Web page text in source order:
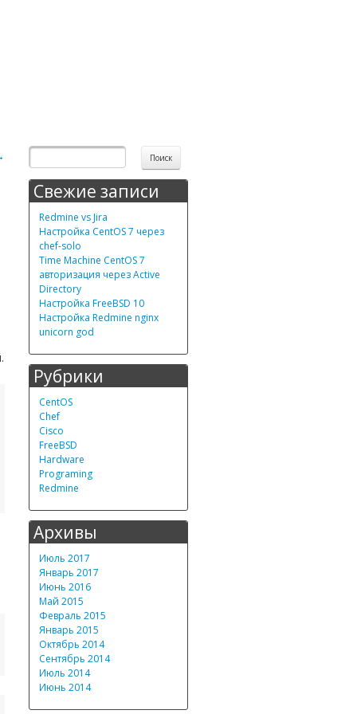
Свежие записи
Redmine vs Jira
Настройка CentOS 7 через
chef-solo
Time Machine CentOS 7
авторизация через Active
Directory
Настройка FreeBSD 10
Настройка Redmine nginx
unicorn god
Рубрики
CentOS
Chef
Cisco
FreeBSD
Hardware
Programing
Redmine
Архивы
Июль 2017
Январь 2017
Июнь 2016
Май 2015
Февраль 2015
Январь 2015
Октябрь 2014
Сентябрь 2014
Июль 2014
Июнь 2014